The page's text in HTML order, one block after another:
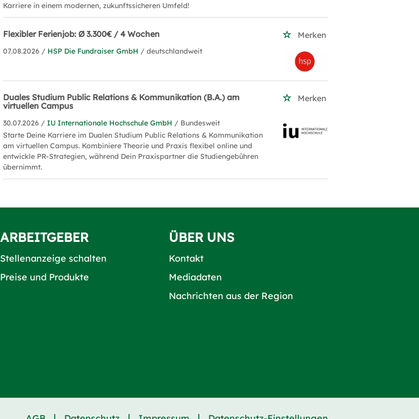
Karriere in einem modernen, zukunftssicheren Umfeld!
Flexibler Ferienjob: Ø 3.300€ / 4 Wochen Merken
07.08.2026 / HSP Die Fundraiser GmbH / deutschlandweit
Duales Studium Public Relations & Kommunikation (B.A.) am
virtuellen Campus
Merken
30.07.2026 / IU Internationale Hochschule GmbH / Bundesweit
Starte Deine Karriere im Dualen Studium Public Relations & Kommunikation
am virtuellen Campus. Kombiniere Theorie und Praxis flexibel online und
entwickle PR-Strategien, während Dein Praxispartner die Studiengebühren
übernimmt.
ARBEITGEBER
Stellenanzeige schalten
Preise und Produkte
ÜBER UNS
Kontakt
Mediadaten
Nachrichten aus der Region